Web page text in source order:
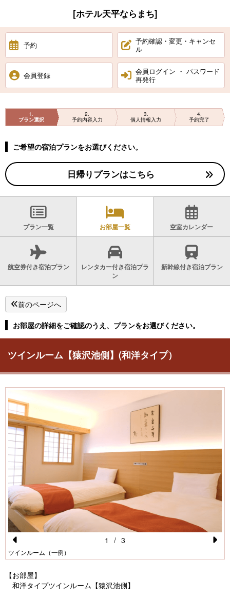
[ホテル天平ならまち]
予約
予約確認・変更・キャンセ
ル
会員登録
会員ログイン ・ パスワード
再発行
1
プラン選択
2
予約内容入力
3
個人情報入力
4
予約完了
ご希望の宿泊プランをお選びください。
日帰りプランはこちら
プラン一覧 お部屋一覧 空室カレンダー
航空券付き宿泊プラン
レンタカー付き宿泊プラ
ン
新幹線付き宿泊プラン
前のページへ
お部屋の詳細をご確認のうえ、プランをお選びください。
ツインルーム【猿沢池側】(和洋タイプ）
Pr
vi
ツインルーム（一例）
1 / 3
【お部屋】
和洋タイプツインルーム【猿沢池側】